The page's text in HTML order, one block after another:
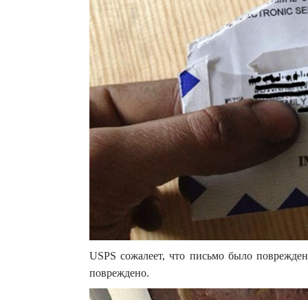
USPS сожалеет, что письмо было
повреждено.